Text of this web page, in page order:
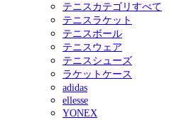
テニスカテゴリすべて
テニスラケット
テニスボール
テニスウェア
テニスシューズ
ラケットケース
adidas
ellesse
YONEX